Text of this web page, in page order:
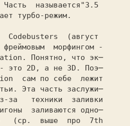
называется
турбо-режим.
Codebusters
морфингом -
Понятно, что эк─
- это 2D, а не 3D. Поэ─
сам по себе  лежит
Эта часть заслужи─
за   техники  заливки
заливаются одно─
(ср.  выше  про  7th